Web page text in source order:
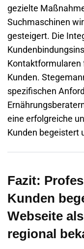
gezielte
Suchmaschinen
gesteigert. Die
Kunden.
spezifischen
eine erfolgreiche
Kunden begeistert
Fazit:
Kunden
Webseite
regional